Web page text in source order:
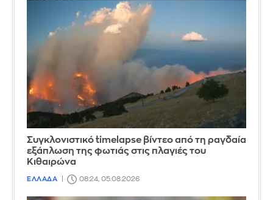
Συγκλονιστικό timelapse βίντεο από τη ραγδαία
εξάπλωση της φωτιάς στις πλαγιές του
Κιθαιρώνα
ΕΛΛΑΔΑ 08:24, 05.08.2026